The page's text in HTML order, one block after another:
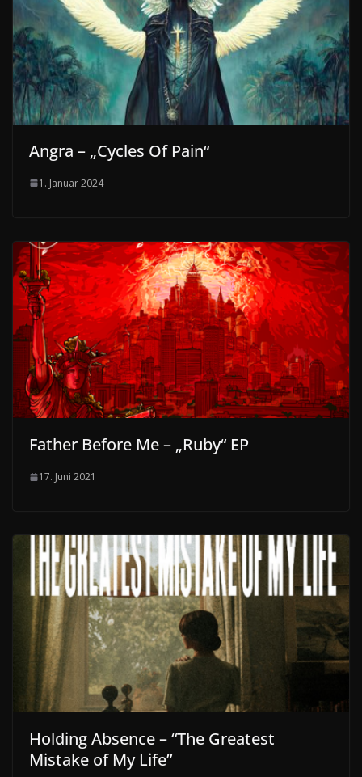
Angra – „Cycles Of Pain“
1. Januar 2024
Father Before Me – „Ruby“ EP
17. Juni 2021
Holding Absence – “The Greatest
Mistake of My Life”